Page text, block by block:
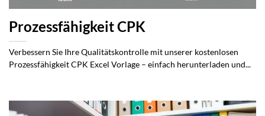
Prozessfähigkeit CPK
Verbessern Sie Ihre Qualitätskontrolle mit unserer kostenlosen
Prozessfähigkeit CPK Excel Vorlage – einfach herunterladen und...